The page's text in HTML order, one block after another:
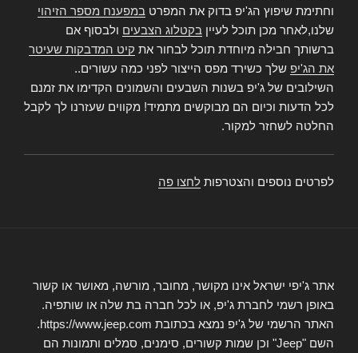
וחתימת שיפוץ הג'יפ בדוק את המפרט במפענח מספר הזיהוי
שלנו,לאחר מכן תוכל לעיין בקטלוג הצבעים ולבסוף אם
ברשותך חבילה מיוחדת תוכל לבחור את קיט המדבקות שעיטר
את הג'יפ שלך כשירד מפס הייצור לפני כמה עשורים..
השילובים של ג'יפ בשנות השבעים והשמונים הקדימו את זמנם
לכל הדעות וכיום הם מבוקשים מתמיד! מקווים שעזרנו לך לקבל
החלטה לשחזר למקור.
לפרטים נוספים והצטרפות לחצו פה
אתר ג'יפי ישראל אינו מקושר, מחובר, מורשה, מאושר או קשור
באופן רשמי לחברת ג'יפ, או לכל חברה בת שלה או שותפיה.
האתר הרשמי של ג'יפ נמצא בכתובת https://www.jeep.com.
השם "Jeep" וכן שמות קשורים, סימנים, סמלים ותמונות הם